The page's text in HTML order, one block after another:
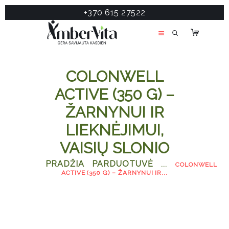
+370 615 27522
COLONWELL
ACTIVE (350 G) –
ŽARNYNUI IR
LIEKNĖJIMUI,
VAISIŲ SLONIO
PRADŽIA PARDUOTUVĖ ...
COLONWELL
ACTIVE (350 G) – ŽARNYNUI IR...
PASLAUGOS
PRODUKTAI
APIE MANE
TESTAS
KONTAKTAI